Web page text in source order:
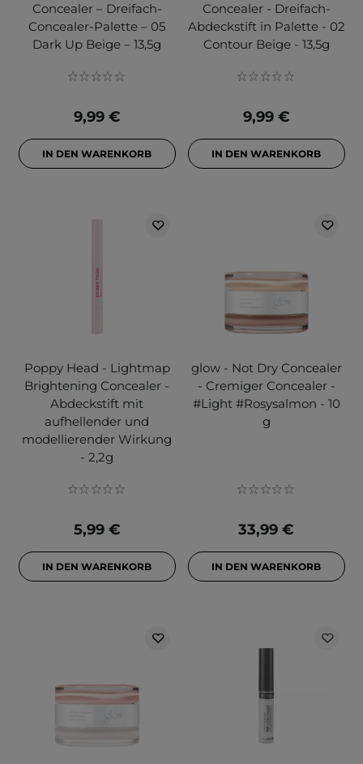
Concealer – Dreifach-
Concealer-Palette – 05
Dark Up Beige – 13,5g
9,99 €
IN DEN WARENKORB
Concealer - Dreifach-
Abdeckstift in Palette - 02
Contour Beige - 13,5g
9,99 €
IN DEN WARENKORB
Poppy Head - Lightmap
Brightening Concealer -
Abdeckstift mit
aufhellender und
modellierender Wirkung
- 2,2g
5,99 €
IN DEN WARENKORB
glow - Not Dry Concealer
- Cremiger Concealer -
#Light #Rosysalmon - 10
g
33,99 €
IN DEN WARENKORB